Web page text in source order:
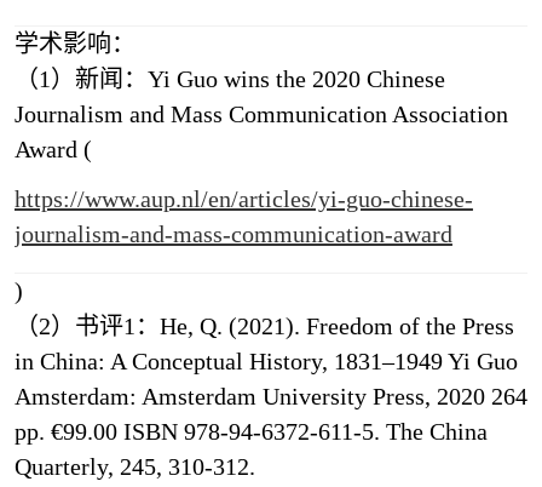
学术影响：
（1）新闻：Yi Guo wins the 2020 Chinese
Journalism and Mass Communication Association
Award (
https://www.aup.nl/en/articles/yi-guo-chinese-
journalism-and-mass-communication-award
)
（2）书评1：He, Q. (2021). Freedom of the Press
in China: A Conceptual History, 1831–1949 Yi Guo
Amsterdam: Amsterdam University Press, 2020 264
pp. €99.00 ISBN 978-94-6372-611-5. The China
Quarterly, 245, 310-312.